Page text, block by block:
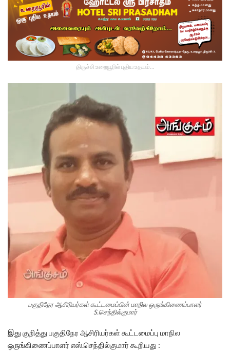
திருச்சி உறையூரில் புதிய உதயம்...
பகுதிநேர ஆசிரியர்கள் கூட்டமைப்பின் மாநில ஒருங்கிணைப்பாளர்
S.செந்தில்குமார்
இது குறித்து பகுதிநேர ஆசிரியர்கள் கூட்டமைப்பு மாநில
ஒருங்கிணைப்பாளர் எஸ்.செந்தில்குமார் கூறியது :